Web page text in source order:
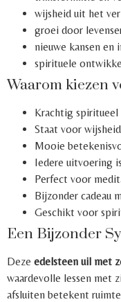
wijsheid uit het
groei door
nieuwe kansen en
spirituele
Waarom kiezen
Krachtig spiritueel
Staat voor
Mooie
Iedere uitvoering
Perfect voor
Bijzonder cadeau
Geschikt voor
Een Bijzonder
Deze edelsteen uil met
waardevolle lessen met
afsluiten betekent